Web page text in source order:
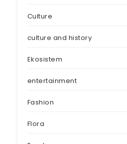
Culture
culture and history
Ekosistem
entertainment
Fashion
Flora